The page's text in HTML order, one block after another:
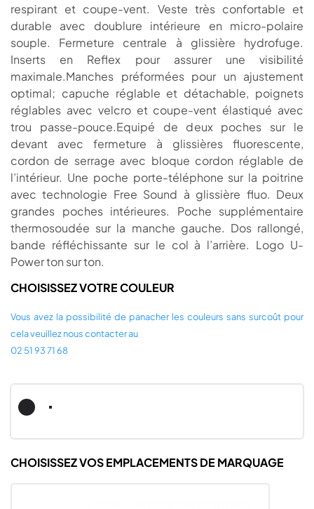
respirant et coupe-vent. Veste très confortable et
durable avec doublure intérieure en micro-polaire
souple. Fermeture centrale à glissière hydrofuge.
Inserts en Reflex pour assurer une visibilité
maximale.Manches préformées pour un ajustement
optimal; capuche réglable et détachable, poignets
réglables avec velcro et coupe-vent élastiqué avec
trou passe-pouce.Equipé de deux poches sur le
devant avec fermeture à glissières fluorescente,
cordon de serrage avec bloque cordon réglable de
l’intérieur. Une poche porte-téléphone sur la poitrine
avec technologie Free Sound à glissière fluo. Deux
grandes poches intérieures. Poche supplémentaire
thermosoudée sur la manche gauche. Dos rallongé,
bande réfléchissante sur le col à l’arrière. Logo U-
Power ton sur ton.
CHOISISSEZ VOTRE COULEUR
Vous avez la possibilité de panacher les couleurs sans surcoût pour
cela veuillez nous contacter au
02 51 93 71 68
Noir
CHOISISSEZ VOS EMPLACEMENTS DE MARQUAGE